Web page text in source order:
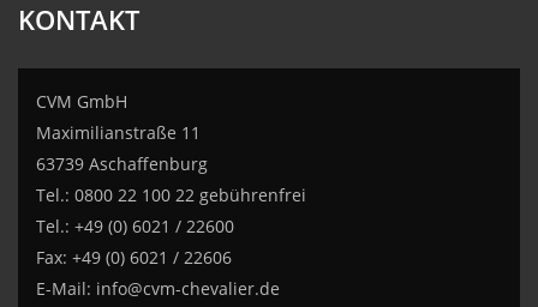
KONTAKT
CVM GmbH
Maximilianstraße 11
63739 Aschaffenburg
Tel.: 0800 22 100 22 gebührenfrei
Tel.: +49 (0) 6021 / 22600
Fax: +49 (0) 6021 / 22606
E-Mail: info@cvm-chevalier.de